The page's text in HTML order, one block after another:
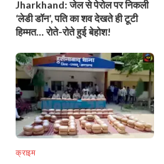
Jharkhand: जेल से पेरोल पर निकली
‘लेडी डॉन’, पति का शव देखते ही टूटी
हिम्मत… रोते-रोते हुई बेहोश!
क्राइम